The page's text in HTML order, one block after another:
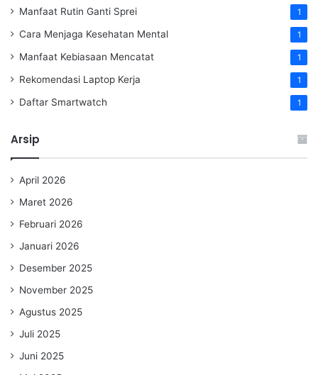
Manfaat Rutin Ganti Sprei 1
Cara Menjaga Kesehatan Mental 1
Manfaat Kebiasaan Mencatat 1
Rekomendasi Laptop Kerja 1
Daftar Smartwatch 1
Arsip
April 2026
Maret 2026
Februari 2026
Januari 2026
Desember 2025
November 2025
Agustus 2025
Juli 2025
Juni 2025